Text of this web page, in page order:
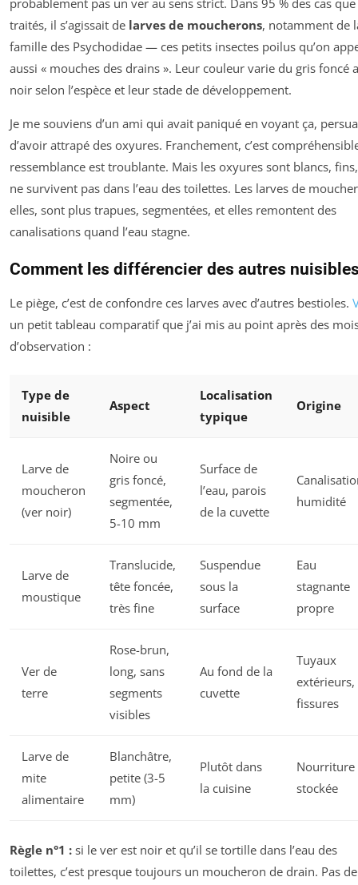
traités, il s’agissait de larves de moucherons, notamment de
famille des Psychodidae — ces petits insectes poilus qu’on
aussi « mouches des drains ». Leur couleur varie du gris foncé
noir selon l’espèce et leur stade de développement.
Je me souviens d’un ami qui avait paniqué en voyant ça,
d’avoir attrapé des oxyures. Franchement, c’est
ressemblance est troublante. Mais les oxyures sont blancs,
ne survivent pas dans l’eau des toilettes. Les larves de
elles, sont plus trapues, segmentées, et elles remontent des
canalisations quand l’eau stagne.
Comment les différencier des autres
Le piège, c’est de confondre ces larves avec d’autres bestioles.
un petit tableau comparatif que j’ai mis au point après des
d’observation :
Type de
nuisible
Aspect
Localisation
typique
Origine
Larve de
moucheron
(ver noir)
Noire ou
gris foncé,
segmentée,
5-10 mm
Surface de
l’eau, parois
de la cuvette
humidité
Larve de
moustique
Translucide,
tête foncée,
très fine
Suspendue
sous la
surface
Eau
stagnante
propre
Ver de
terre
Rose-brun,
long, sans
segments
visibles
Au fond de la
cuvette
Tuyaux
extérieurs,
fissures
Larve de
mite
alimentaire
Blanchâtre,
petite (3-5
mm)
Plutôt dans
la cuisine
Nourriture
stockée
Règle n°1 : si le ver est noir et qu’il se tortille dans l’eau des
toilettes, c’est presque toujours un moucheron de drain. Pas de